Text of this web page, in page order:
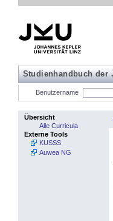
Studienhandbuch der
Benutzername
Übersicht
Alle Curricula
Externe Tools
KUSSS
Auwea NG